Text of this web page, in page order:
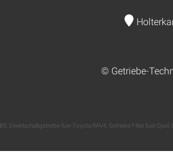
© Getriebe-
Direktschaltgetriebe fuer Toyota RAV4 Getriebe Filter fuer Opel